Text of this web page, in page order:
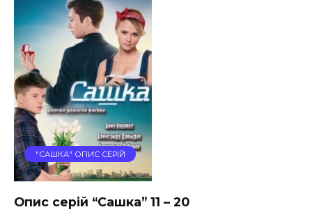
"САШКА" ОПИС СЕРІЙ
Опис серій “Сашка” 11 – 20